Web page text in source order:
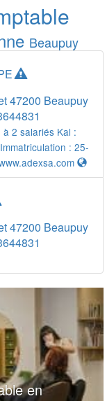
Beaupuy
47200 Beaupuy
2 salariés Kal :
: 25-
47200 Beaupuy
en